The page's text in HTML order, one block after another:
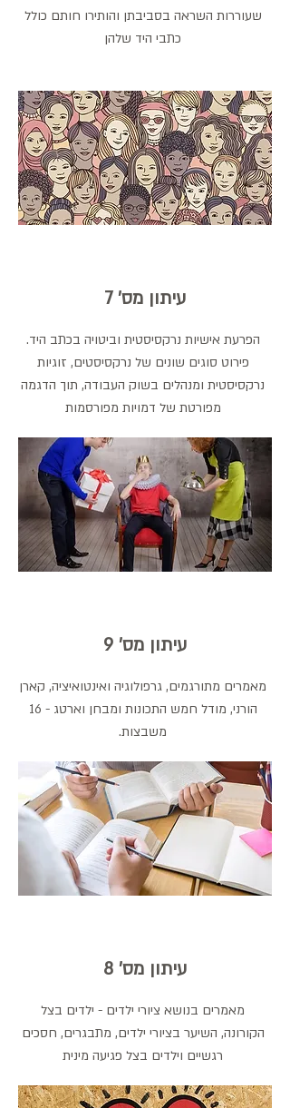
שעוררות השראה בסביבתן והותירו חותם כולל
כתבי היד שלהן
עיתון מס' 7
הפרעת אישיות נרקסיסטית וביטויה בכתב היד.
פירוט סוגים שונים של נרקסיסטים, זוגיות
נרקסיסטית ומנהלים בשוק העבודה, תוך הדגמה
מפורטת של דמויות מפורסמות
עיתון מס' 9
מאמרים מתורגמים, גרפולוגיה ואינטואיציה, קארן
הורני, מודל חמש התכונות ומבחן וארטג - 16
משבצות.
עיתון מס' 8
מאמרים בנושא ציורי ילדים - ילדים בצל
הקורונה, השיער בציורי ילדים, מתבגרים, חסכים
רגשיים וילדים בצל פגיעה מינית